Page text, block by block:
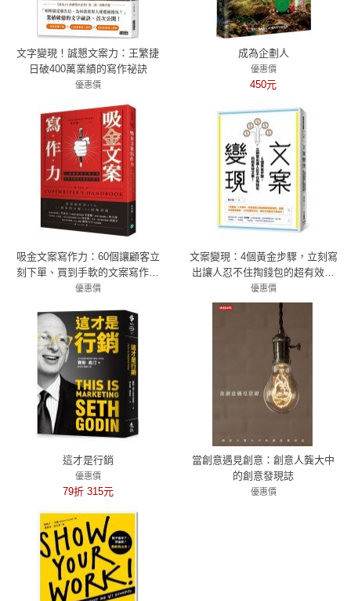
文字變現！誠懇文案力：王繁捷
日破400萬業績的寫作祕訣
優惠價
成為企劃人
優惠價
450元
吸金文案寫作力：60個讓顧客立
刻下單、買到手軟的文案寫作技
巧
優惠價
文案變現：4個黃金步驟，立刻寫
出讓人忍不住掏錢包的超有效文
案！
優惠價
83折 266元
這才是行銷
優惠價
79折 315元
當創意遇見創意：創意人龔大中
的創意發現誌
優惠價